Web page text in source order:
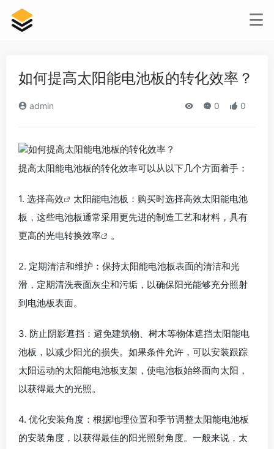
如何提高太阳能电池板的转化效率？
admin 0 0
提高太阳能电池板的转化效率可以从以下几个方面着手：
1. 选择高效
太阳能电池板：购买时选择高效太阳能电池
板，这些电池板通常采用更先进的制造工艺和材料，具有
更高的光电转换效率 。
2. 定期清洁和维护：保持太阳能电池板表面的清洁和光
滑，定期清洗表面灰尘和污垢，以确保阳光能够充分照射
到电池板表面。
3. 防止阴影遮挡：避免建筑物、树木等物体遮挡太阳能电
池板，以减少阳光的损失。如果条件允许，可以安装跟踪
太阳运动的太阳能电池板支架，使电池板始终面向太阳，
以获得最大的光照。
4. 优化安装角度：根据地理位置和季节调整太阳能电池板
的安装角度，以获得最佳的阳光照射角度。一般来说，太